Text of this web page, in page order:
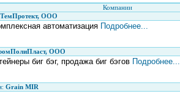
Компании
ТемПротект, ООО
автоматизацияПодробнее...
ООО
биг бэг, продажа биг бэговПодробнее...
Grain MIR